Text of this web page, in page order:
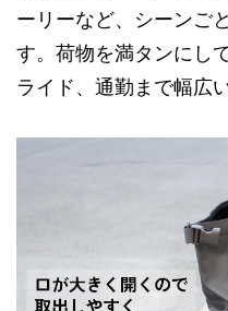
ーリーなど、シーンご
す。荷物を満タンにし
ライド、通勤まで幅広